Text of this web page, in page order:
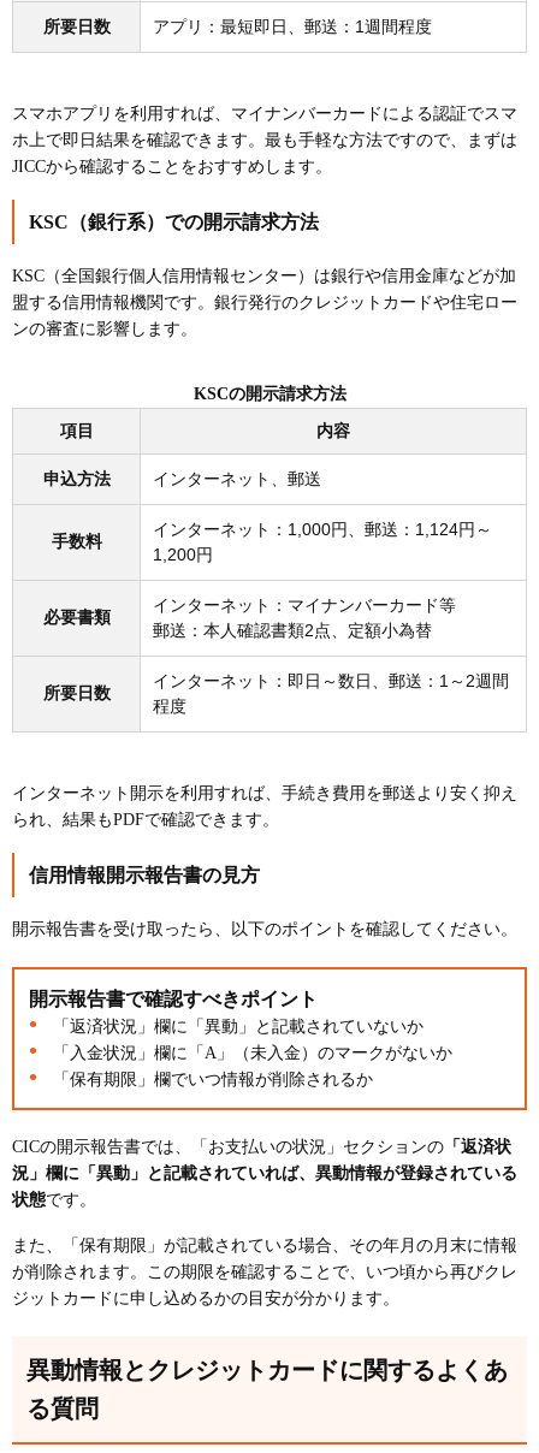
所要日数 アプリ：最短即日、郵送：1週間程度
スマホアプリを利用すれば、マイナンバーカードによる認証でスマ
ホ上で即日結果を確認できます。最も手軽な方法ですので、まずは
JICCから確認することをおすすめします。
KSC（銀行系）での開示請求方法
KSC（全国銀行個人信用情報センター）は銀行や信用金庫などが加
盟する信用情報機関です。銀行発行のクレジットカードや住宅ロー
ンの審査に影響します。
KSCの開示請求方法
項目 内容
申込方法 インターネット、郵送
手数料
インターネット：1,000円、郵送：1,124円～
1,200円
必要書類
インターネット：マイナンバーカード等
郵送：本人確認書類2点、定額小為替
所要日数
インターネット：即日～数日、郵送：1～2週間
程度
インターネット開示を利用すれば、手続き費用を郵送より安く抑え
られ、結果もPDFで確認できます。
信用情報開示報告書の見方
開示報告書を受け取ったら、以下のポイントを確認してください。
開示報告書で確認すべきポイント
「返済状況」欄に「異動」と記載されていないか
「入金状況」欄に「A」（未入金）のマークがないか
「保有期限」欄でいつ情報が削除されるか
CICの開示報告書では、「お支払いの状況」セクションの 「返済状
況」欄に「異動」と記載されていれば、異動情報が登録されている
状態です。
また、「保有期限」が記載されている場合、その年月の月末に情報
が削除されます。この期限を確認することで、いつ頃から再びクレ
ジットカードに申し込めるかの目安が分かります。
異動情報とクレジットカードに関するよくあ
る質問